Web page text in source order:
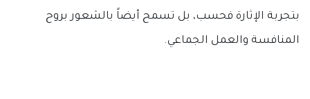
بتجربة الإثارة فحسب، بل تسمح أيضاً بالشعور بروح
المنافسة والعمل الجماعي.